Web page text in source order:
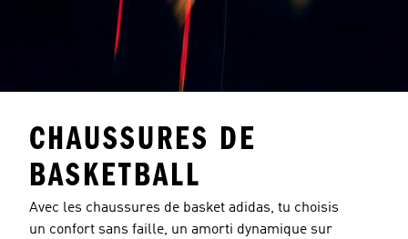
CHAUSSURES DE
BASKETBALL
Avec les chaussures de basket adidas, tu choisis
un confort sans faille, un amorti dynamique sur